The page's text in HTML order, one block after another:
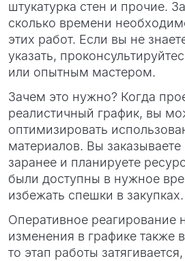
штукатурка стен и прочие.
сколько времени
этих работ. Если вы не
указать,
или опытным мастером.
Зачем это нужно? Когда
реалистичный график, вы
оптимизировать
материалов. Вы
заранее и планируете
были доступны в нужное
избежать спешки в закупках.
Оперативное реагирование
изменения в графике также
то этап работы